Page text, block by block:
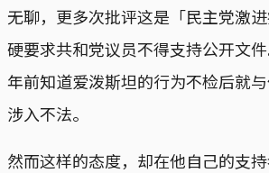
无聊，更多次批评这是「民主党激
硬要求共和党议员不得支持公开文
年前知道爱泼斯坦的行为不检后就
涉入不法。
然而这样的态度，却在他自己的支